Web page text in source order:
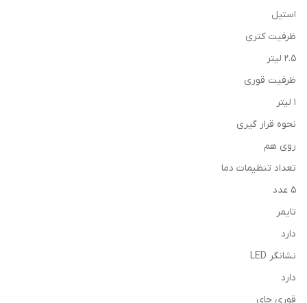
استیل
ظرفیت کتری
۲.۵ لیتر
ظرفیت قوری
۱ لیتر
نحوه قرار گیری
روی هم
تعداد تنظیمات دما
۵ عدد
تایمر
دارد
نشانگر LED
دارد
قوری چای